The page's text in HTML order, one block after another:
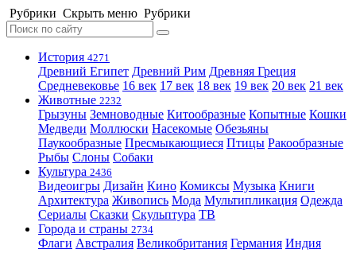
Рубрики Скрыть меню Рубрики
История 4271
Древний Египет Древний Рим Древняя Греция
Средневековье 16 век 17 век 18 век 19 век 20 век 21 век
Животные 2232
Грызуны Земноводные Китообразные Копытные Кошки
Медведи Моллюски Насекомые Обезьяны
Паукообразные Пресмыкающиеся Птицы Ракообразные
Рыбы Слоны Собаки
Культура 2436
Видеоигры Дизайн Кино Комиксы Музыка Книги
Архитектура Живопись Мода Мультипликация Одежда
Сериалы Сказки Скульптура ТВ
Города и страны 2734
Флаги Австралия Великобритания Германия Индия